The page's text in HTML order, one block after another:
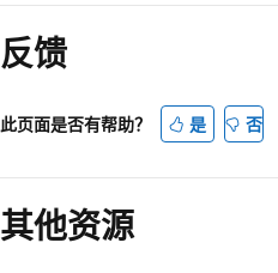
读
模
已
用
反馈
此页面是否有帮助？ 是 否
其他资源